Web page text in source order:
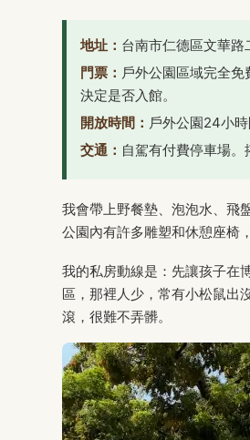
地址： 台南市仁德區文華路
門票： 戶外公園區域完全
決定是否入館。
開放時間： 戶外公園24小
交通： 自駕有付費停車場。
我會帶上野餐墊、泡泡水、飛
公園內有許多雕塑和休憩座椅
我的私房動線是：先讓孩子在
區，那裡人少，常有小松鼠出
滾，很難不弄髒。